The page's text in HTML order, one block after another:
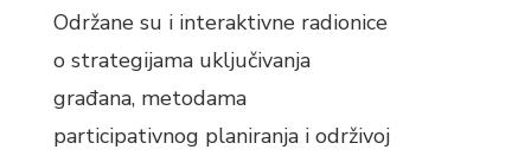
Održane su i interaktivne radionice
o strategijama uključivanja
građana, metodama
participativnog planiranja i održivoj